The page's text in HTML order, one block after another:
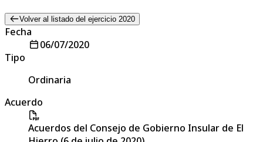
Volver al listado del ejercicio 2020
Fecha
06/07/2020
Tipo
Ordinaria
Acuerdo
Acuerdos del Consejo de Gobierno Insular de El